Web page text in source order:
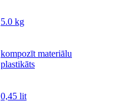
5.0 kg
kompozīt materiālu
plastikāts
0,45 lit